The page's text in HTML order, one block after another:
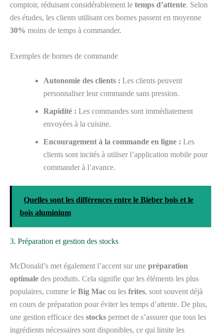
comptoir, réduisant considérablement le temps d’attente. Selon
des études, les clients utilisant ces bornes passent en moyenne
30% moins de temps à commander.
Exemples de bornes de commande
Autonomie des clients : Les clients peuvent
personnaliser leur commande sans pression.
Rapidité : Les commandes sont immédiatement
envoyées à la cuisine.
Encouragement à la commande en ligne : Les
clients sont incités à utiliser l’application mobile pour
commander à l’avance.
Quelles sont les différences entre le Bieber bois et le
bois aluminium
3. Préparation et gestion des stocks
McDonald’s met également l’accent sur une préparation
optimale des produits. Cela signifie que les éléments les plus
populaires, comme le Big Mac ou les frites, sont souvent déjà
en cours de préparation pour éviter les temps d’attente. De plus,
une gestion efficace des stocks permet de s’assurer que tous les
ingrédients nécessaires sont disponibles, ce qui limite les